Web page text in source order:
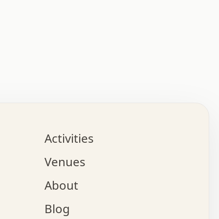
.   .   .   .   .   .   .   .   x   .   .   .   .
o   .   .   .   .   .   .   .   .   x   .   .   .
.   .   .   :   .   .   .   x   .   .   .   :   .
.   .   .   +   .   .   .   .   .   .   .   .   x
.   .   x   .   .   .   .   .   .   :   .   .   .
.   .   .   .   .   +   .   .   .   .   x   .   .
.   .   .   .   x   .   .   o   .   .   .   .   .
.   .   .   .   .   .   .   .   .   .   .   .   .
Activities
Venues
About
Blog